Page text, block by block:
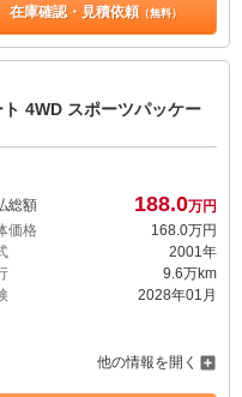
在庫確認・見積依頼（無料）
4WD スポーツパッケー
総額 188.0万円
価格
168. 0万円
2001年
9.6万km
2028年01月
他の情報を開く